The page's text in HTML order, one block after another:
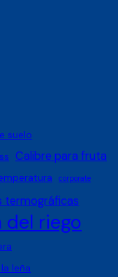
suelo
Calibre para fruta
corporate
termográficas
del riego
leña